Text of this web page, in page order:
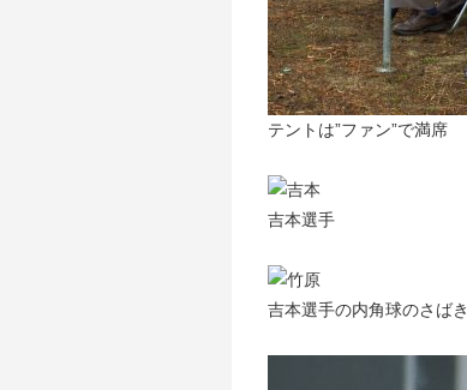
テントは”ファン”で満席
吉本選手
吉本選手の内角球のさばき